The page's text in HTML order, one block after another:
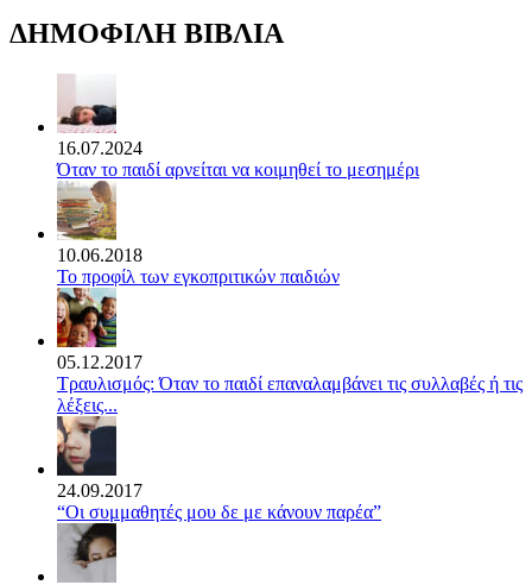
ΔΗΜΟΦΙΛΗ ΒΙΒΛΙΑ
16.07.2024
Όταν το παιδί αρνείται να κοιμηθεί το μεσημέρι
10.06.2018
Το προφίλ των εγκοπριτικών παιδιών
05.12.2017
Τραυλισμός: Όταν το παιδί επαναλαμβάνει τις συλλαβές ή τις
λέξεις...
24.09.2017
“Οι συμμαθητές μου δε με κάνουν παρέα”